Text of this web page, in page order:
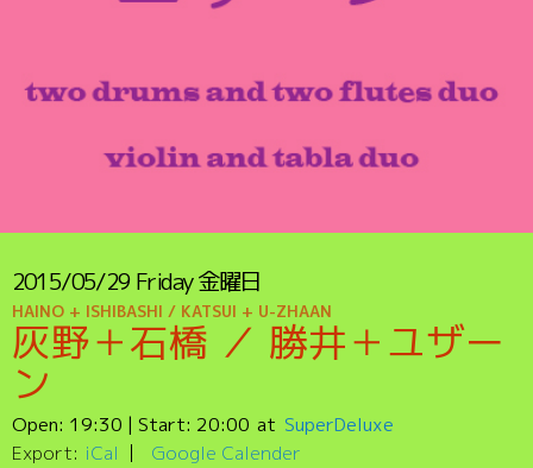
2015/05/29Friday金曜日
HAINO + ISHIBASHI / KATSUI + U-ZHAAN
灰野＋石橋 ／ 勝井＋ユザー
ン
Open: 19:30 | Start: 20:00
SuperDeluxe
Export: iCal Google Calender